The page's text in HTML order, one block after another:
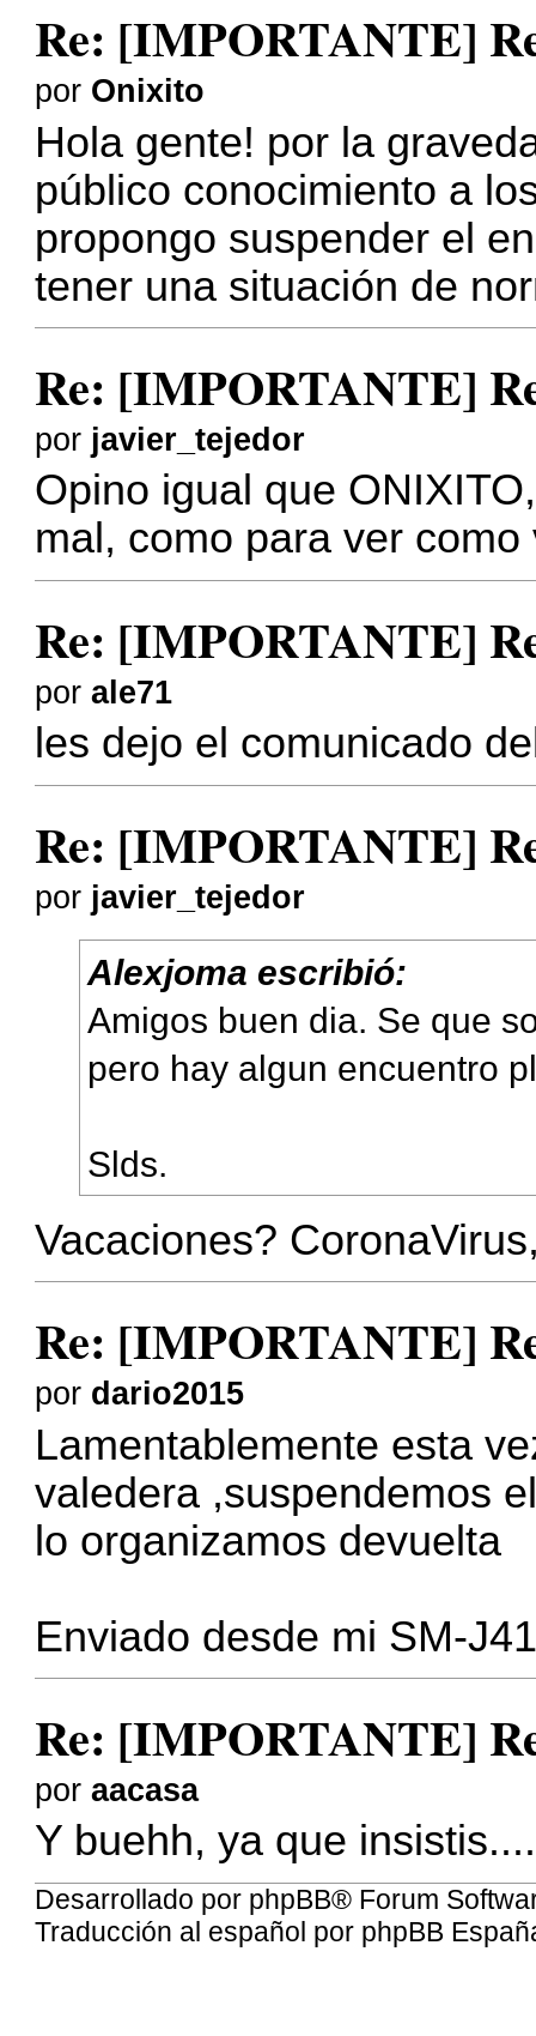
Re: [IMPORTANTE]
por Onixito
Hola gente! por la
público conocimiento a
propongo suspender el
tener una situación de
Re: [IMPORTANTE]
por javier_tejedor
Opino igual que
mal, como para ver
Re: [IMPORTANTE]
porale71
les dejo el comunicado
Re: [IMPORTANTE]
por javier_tejedor
Alexjoma escribió:
Amigos buen dia. Se que
pero hay algun encuentro
Slds.
Vacaciones?
Re: [IMPORTANTE]
por dario2015
Lamentablemente esta
valedera ,suspendemos
lo organizamos devuelta
Enviado desde mi SM-
Re: [IMPORTANTE]
poraacasa
Y buehh, ya que
Desarrollado por phpBB® Forum
Traducción al español por phpBB